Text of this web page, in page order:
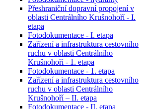
Přeshraniční dopravní propojení v
oblasti Centrálního Krušnohoří - I.
etapa
Fotodokumentace - I. etapa
Zařízení a infrastruktura cestovního
ruchu v oblasti Centrálního
Krušnohoří - 1. etapa
Fotodokumentace - 1. etapa
Zařízení a infrastruktura cestovního
ruchu v oblasti Centrálního
Krušnohoří – II. etapa
Fotodokumentace - II. etapa